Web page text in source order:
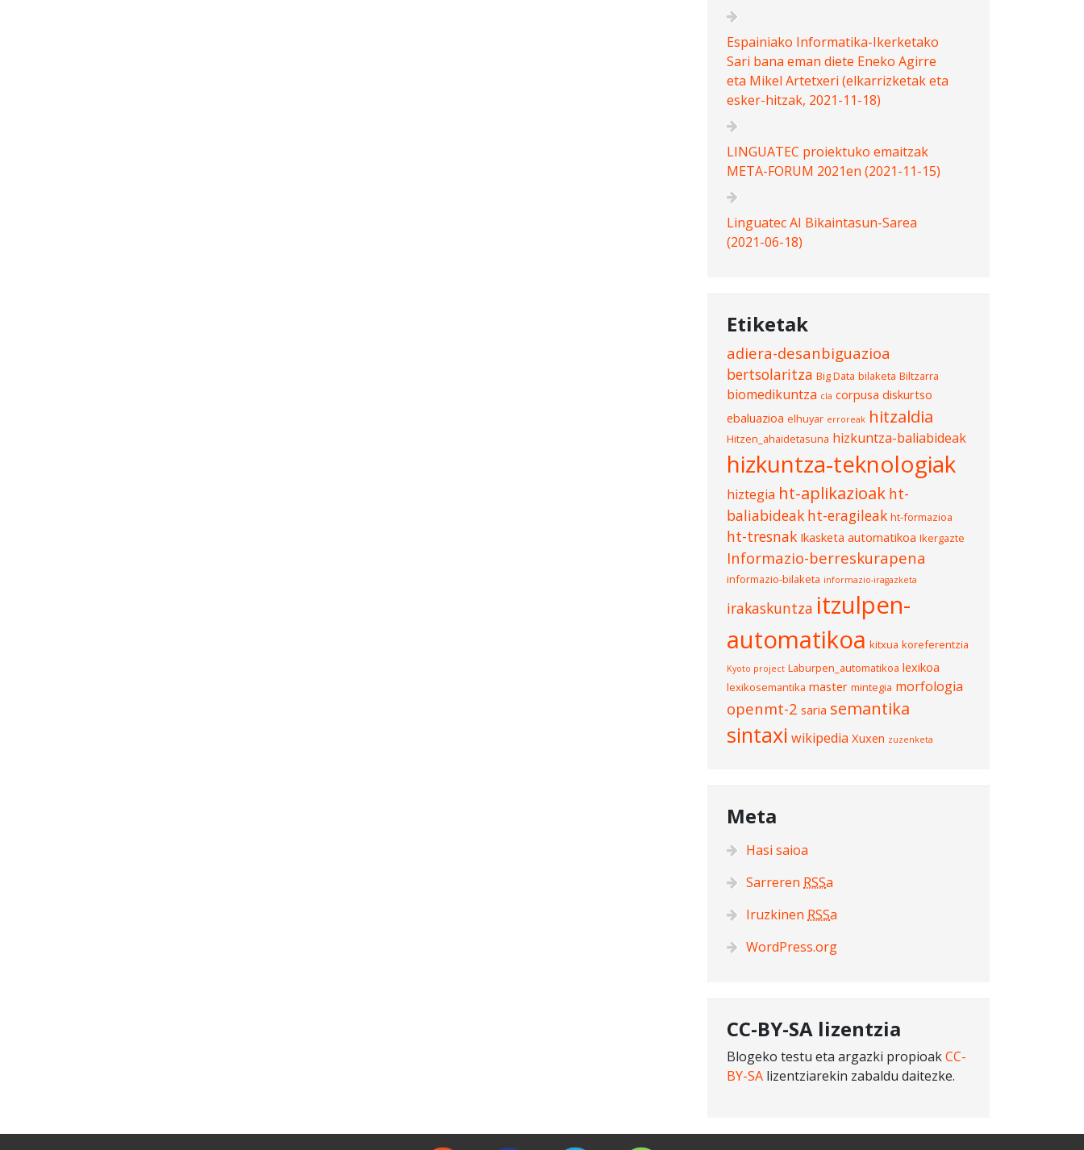
Espainiako Informatika-Ikerketako
Sari bana eman diete Eneko Agirre
eta Mikel Artetxeri (elkarrizketak eta
esker-hitzak, 2021-11-18)
LINGUATEC proiektuko emaitzak
META-FORUM 2021en (2021-11-15)
Linguatec AI Bikaintasun-Sarea
(2021-06-18)
Etiketak
adiera-desanbiguazioa
bertsolaritza Big Data bilaketa Biltzarra
biomedikuntza cla corpusa diskurtso
ebaluazioa elhuyar erroreak hitzaldia
Hitzen_ahaidetasuna hizkuntza-baliabideak
hizkuntza-teknologiak
hiztegia ht-aplikazioak ht-
baliabideak ht-eragileak ht-formazioa
ht-tresnak Ikasketa automatikoa Ikergazte
Informazio-berreskurapena
informazio-bilaketa informazio-iragazketa
irakaskuntza itzulpen-
automatikoa kitxua koreferentzia
Kyoto project Laburpen_automatikoa lexikoa
lexikosemantika master mintegia morfologia
openmt-2 saria semantika
sintaxi wikipedia Xuxen zuzenketa
Meta
Hasi saioa
Sarreren RSSa
Iruzkinen RSSa
WordPress.org
CC-BY-SA lizentzia
Blogeko testu eta argazki propioakCC-
BY-SA lizentziarekin zabaldu daitezke.